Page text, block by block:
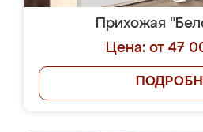
Прихожая
Цена: от 47